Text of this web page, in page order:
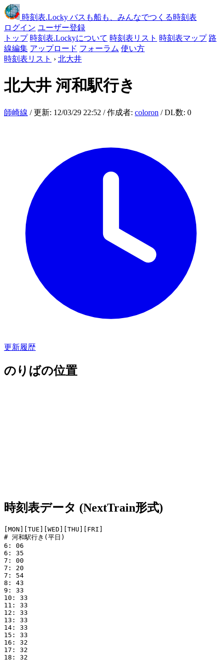
時刻表.Locky バスも船も、みんなでつくる時刻表
ログイン ユーザー登録
トップ 時刻表.Lockyについて 時刻表リスト 時刻表マップ 路
線編集 アップロード フォーラム 使い方
時刻表リスト › 北大井
北大井 河和駅行き
師崎線 / 更新: 12/03/29 22:52 / 作成者: coloron / DL数: 0
更新履歴
のりばの位置
時刻表データ (NextTrain形式)
[MON][TUE][WED][THU][FRI]
# 河和駅行き(平日)
6: 06
6: 35
7: 00
7: 20
7: 54
8: 43
9: 33
10: 33
11: 33
12: 33
13: 33
14: 33
15: 33
16: 32
17: 32
18: 32